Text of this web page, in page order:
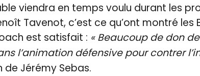
viendra en temps voulu durant les
Tavenot, c’est ce qu’ont montré les
est satisfait : « Beaucoup de don
l’animation défensive pour contrer
de Jérémy Sebas.